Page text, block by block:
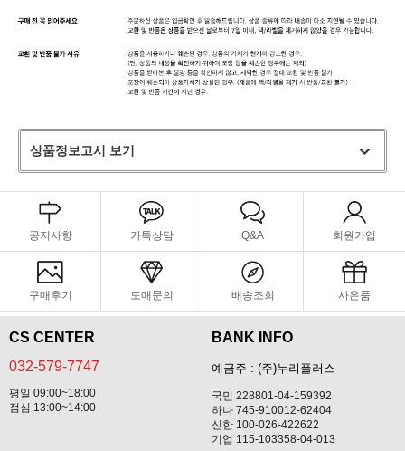
상품정보고시 보기
공지사항 카톡상담 Q&A 회원가입
구매후기 도매문의 배송조회 사은품
CS CENTER
032-579-7747
평일 09:00~18:00
점심 13:00~14:00
BANK INFO
예금주 : (주)누리플러스
국민 228801-04-159392
하나 745-910012-62404
신한 100-026-422622
기업 115-103358-04-013